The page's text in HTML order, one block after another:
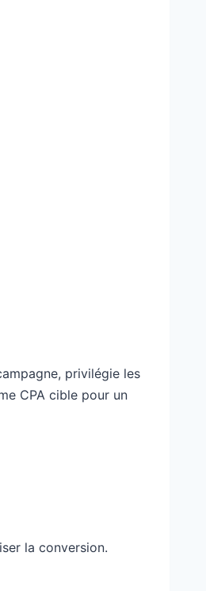
privilégie les
CPA cible pour un
la conversion.